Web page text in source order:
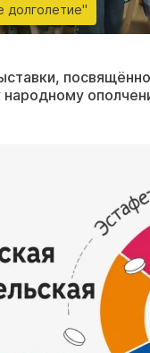
долголетие"